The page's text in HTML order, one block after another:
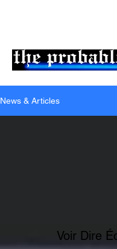
News & Articles
Voir Dire